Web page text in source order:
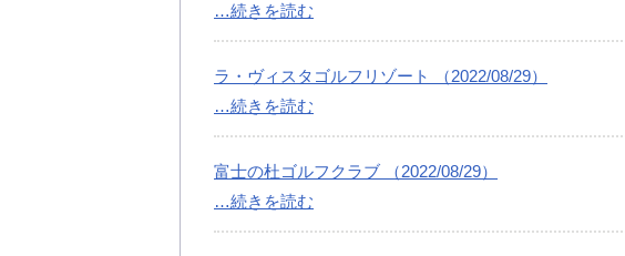
…続きを読む
ラ・ヴィスタゴルフリゾート （2022/08/29）
…続きを読む
富士の杜ゴルフクラブ （2022/08/29）
…続きを読む